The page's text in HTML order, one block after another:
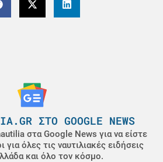
ΣΤΟ GOOGLE NEWS
στα Google News για να είστε
όλες τις ναυτιλιακές ειδήσεις
και όλο τον κόσμο.